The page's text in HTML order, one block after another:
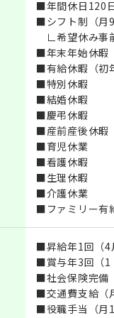
■年間休日120
■シフト制（月9
∟希望休み事
■年末年始休暇
■有給休暇（初
■特別休暇
■結婚休暇
■慶弔休暇
■産前産後休暇
■育児休業
■看護休暇
■生理休暇
■介護休業
■ファミリー有
■昇給年1回（4
■賞与年3回（1
■社会保険完備
■交通費支給（
■役職手当（月